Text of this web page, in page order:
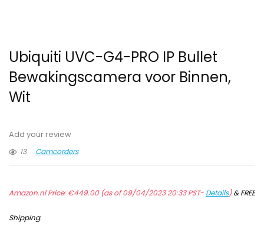
Ubiquiti UVC-G4-PRO IP Bullet
Bewakingscamera voor Binnen,
Wit
Add your review
13
Camcorders
Amazon.nl Price:€449.00(as of 09/04/2023 20:33 PST- Details)&FREE
Shipping.